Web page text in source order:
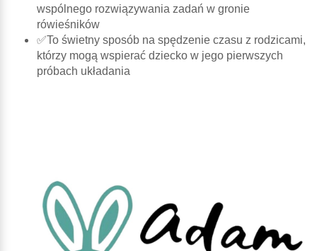
wspólnego rozwiązywania zadań w gronie
rówieśników
✅To świetny sposób na spędzenie czasu z rodzicami,
którzy mogą wspierać dziecko w jego pierwszych
próbach układania